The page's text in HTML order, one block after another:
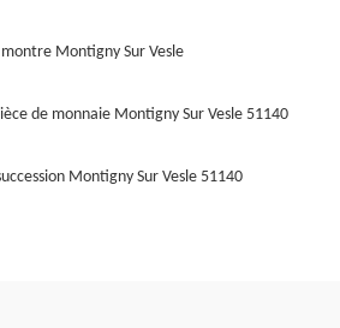
Montigny Sur Vesle
de monnaie Montigny Sur Vesle 51140
Montigny Sur Vesle 51140